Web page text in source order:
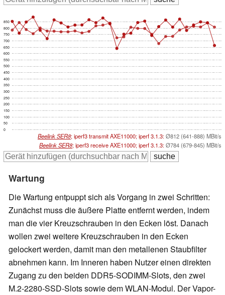
0
50
100
150
200
250
300
350
400
450
500
550
600
650
700
750
800
850
Beelink SER8; iperf3 transmit AXE11000; iperf 3.1.3:Ø812 (641-888) MBit/s
Beelink SER8; iperf3 receive AXE11000; iperf 3.1.3:Ø784 (679-845) MBit/s
Wartung
Die Wartung entpuppt sich als Vorgang in zwei Schritten:
Zunächst muss die äußere Platte entfernt werden, indem
man die vier Kreuzschrauben in den Ecken löst. Danach
wollen zwei weitere Kreuzschrauben in den Ecken
gelockert werden, damit man den metallenen Staubfilter
abnehmen kann. Im Inneren haben Nutzer einen direkten
Zugang zu den beiden DDR5-SODIMM-Slots, den zwei
M.2-2280-SSD-Slots sowie dem WLAN-Modul. Der Vapor-